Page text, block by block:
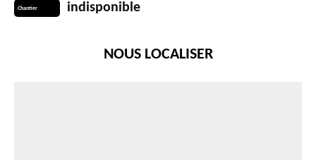
Chantier indisponible
NOUS LOCALISER